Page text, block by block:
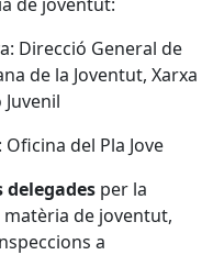
Direcció General de
de la Joventut, Xarxa
del Pla Jove
delegades per la
de joventut,
a